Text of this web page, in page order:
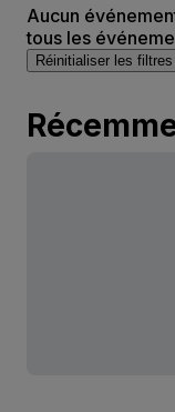
Aucun
tous les
Réinitialiser les filtres